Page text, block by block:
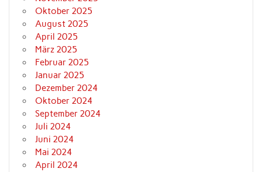
Oktober 2025
August 2025
April 2025
März 2025
Februar 2025
Januar 2025
Dezember 2024
Oktober 2024
September 2024
Juli 2024
Juni 2024
Mai 2024
April 2024